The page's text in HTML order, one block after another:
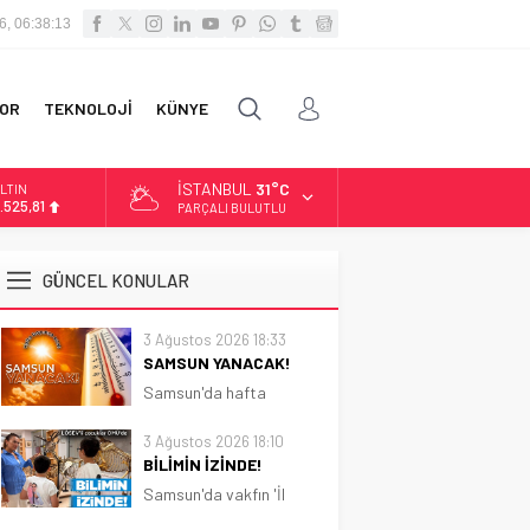
06:38:14
TEKNOLOJİ KÜNYE
47,5932
EURO
55,0919
İSTANBUL 31°C
PARÇALI BULUTLU
GÜNCEL KONULAR
3 Ağustos 2026 18:33
SAMSUN YANACAK!
Samsun'da hafta
hava etkili olacak.
Sıcaklık 31 dereceye
kadar çıkacak
3 Ağustos 2026 18:10
BİLİMİN İZİNDE!
Samsun'da vakfın 'İl